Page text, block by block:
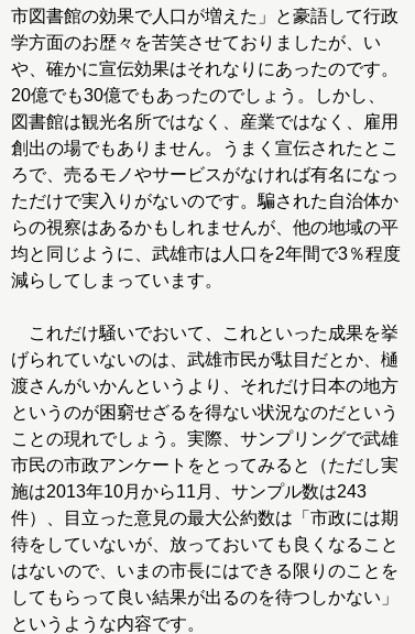
市図書館の効果で人口が増えた」と豪語して行政
学方面のお歴々を苦笑させておりましたが、い
や、確かに宣伝効果はそれなりにあったのです。
20億でも30億でもあったのでしょう。しかし、
図書館は観光名所ではなく、産業ではなく、雇用
創出の場でもありません。うまく宣伝されたとこ
ろで、売るモノやサービスがなければ有名になっ
ただけで実入りがないのです。騙された自治体か
らの視察はあるかもしれませんが、他の地域の平
均と同じように、武雄市は人口を2年間で3％程度
減らしてしまっています。
これだけ騒いでおいて、これといった成果を挙
げられていないのは、武雄市民が駄目だとか、樋
渡さんがいかんというより、それだけ日本の地方
というのが困窮せざるを得ない状況なのだという
ことの現れでしょう。実際、サンプリングで武雄
市民の市政アンケートをとってみると（ただし実
施は2013年10月から11月、サンプル数は243
件）、目立った意見の最大公約数は「市政には期
待をしていないが、放っておいても良くなること
はないので、いまの市長にはできる限りのことを
してもらって良い結果が出るのを待つしかない」
というような内容です。